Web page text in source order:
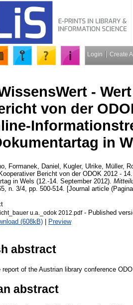
Login Create
-
von der
in
Formanek, Daniel Kugler, Ulrike
Müller,
Bericht von der ODOK 2012 -
in Wels (12.-14. September 2012).
n. 3/4, pp. 500-514. [Journal article
u.a._odok 2012.pdf- Published
(608kB) | Preview
abstract
report of the Austrian library conference
abstract